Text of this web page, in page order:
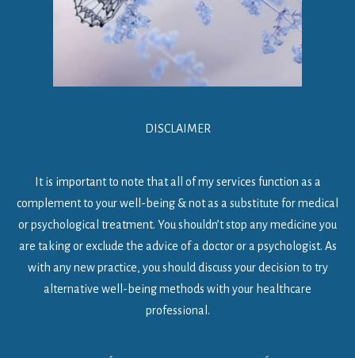
DISCLAIMER
It is important to note that all of my services function as a
complement to your well-being & not as a substitute for medical
or psychological treatment. You shouldn’t stop any medicine you
are taking or exclude the advice of a doctor or a psychologist. As
with any new practice, you should discuss your decision to try
alternative well-being methods with your healthcare
professional.